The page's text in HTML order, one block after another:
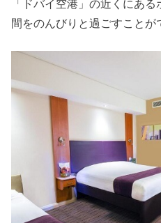
「ドバイ空港」の近くにあ
間をのんびりと過ごすことが